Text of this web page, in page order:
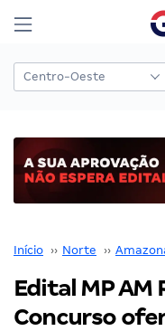
Início ›› Norte ››
Edital MP
Concurso